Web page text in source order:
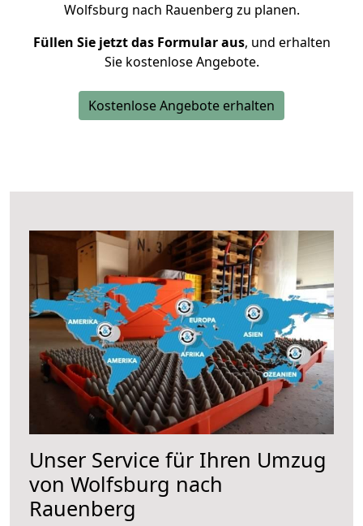
Wolfsburg nach Rauenberg zu planen.
Füllen Sie jetzt das Formular aus, und erhalten
Sie kostenlose Angebote.
Kostenlose Angebote erhalten
Unser Service für Ihren Umzug
von Wolfsburg nach
Rauenberg